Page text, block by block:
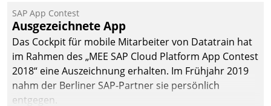
SAP App Contest
Ausgezeichnete App
Das Cockpit für mobile Mitarbeiter von Datatrain hat
im Rahmen des „MEE SAP Cloud Platform App Contest
2018“ eine Auszeichnung erhalten. Im Frühjahr 2019
nahm der Berliner SAP-Partner sie persönlich
entgegen.